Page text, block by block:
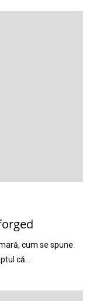
cum se spune.
că…